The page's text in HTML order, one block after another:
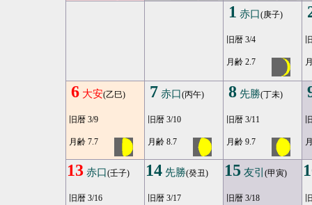
1 赤口(庚子)
旧暦 3/4
月齢 2.7
6 大安(乙巳)
旧暦 3/9
月齢 7.7
7 赤口(丙午)
旧暦 3/10
月齢 8.7
8 先勝(丁未)
旧暦 3/11
月齢 9.7
13 赤口(壬子)
旧暦 3/16
14 先勝(癸丑)
旧暦 3/17
15 友引 (甲寅)
旧暦 3/18